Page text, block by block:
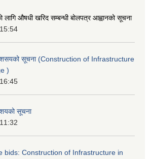
लागि औषधी खरिद सम्बन्धी बोलपत्र आह्वानको सूचना
सूचना (Construction of Infrastructure
)
सूचना
bids: Construction of Infrastructure in